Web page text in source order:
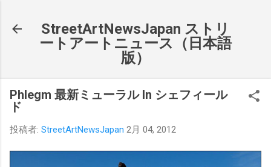
StreetArtNewsJapan ストリ
ートアートニュース（日本語
版）
Phlegm 最新ミューラル In シェフィール
ド
投稿者: StreetArtNewsJapan 2月 04, 2012